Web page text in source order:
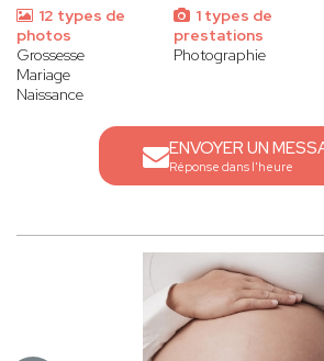
12 types de
photos
Grossesse
Mariage
Naissance
1 types de
prestations
Photographie
ENVOYER UN
Réponse dans l'heure